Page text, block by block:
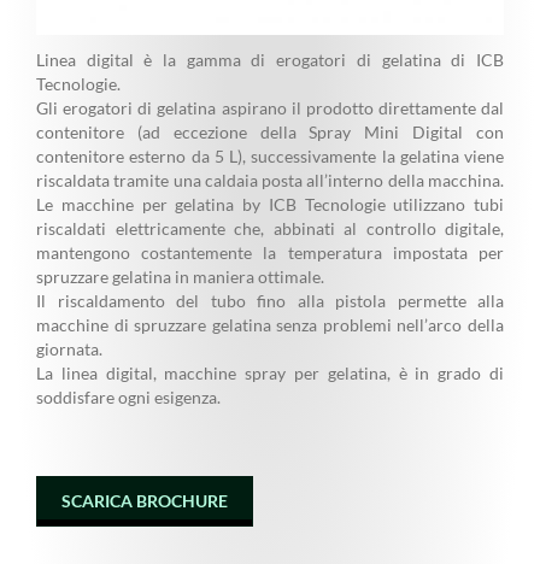
Linea digital è la gamma di erogatori di gelatina di ICB
Tecnologie.
Gli erogatori di gelatina aspirano il prodotto direttamente dal
contenitore (ad eccezione della Spray Mini Digital con
contenitore esterno da 5 L), successivamente la gelatina viene
riscaldata tramite una caldaia posta all’interno della macchina.
Le macchine per gelatina by ICB Tecnologie utilizzano tubi
riscaldati elettricamente che, abbinati al controllo digitale,
mantengono costantemente la temperatura impostata per
spruzzare gelatina in maniera ottimale.
Il riscaldamento del tubo fino alla pistola permette alla
macchine di spruzzare gelatina senza problemi nell’arco della
giornata.
La linea digital, macchine spray per gelatina, è in grado di
soddisfare ogni esigenza.
SCARICA BROCHURE